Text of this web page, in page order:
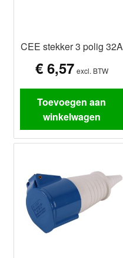
CEE stekker 3 polig 32A
€6,57 excl. BTW
Toevoegen aan
winkelwagen